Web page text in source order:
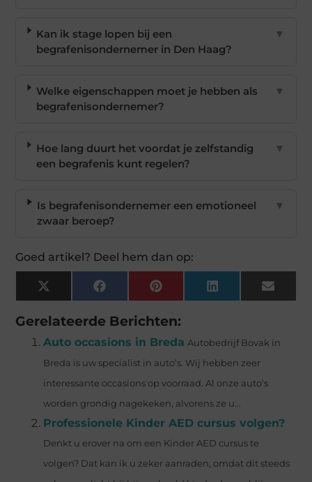
Kan ik stage lopen bij een
begrafenisondernemer in Den Haag?
▼
Welke eigenschappen moet je hebben als
begrafenisondernemer?
▼
Hoe lang duurt het voordat je zelfstandig
een begrafenis kunt regelen?
▼
Is begrafenisondernemer een emotioneel
zwaar beroep?
▼
Goed artikel? Deel hem dan op:
X
(Twitter)
FacebookPinterest LinkedIn Email
Gerelateerde Berichten:
Auto occasions in Breda Autobedrijf Bovak in
Breda is uw specialist in auto’s. Wij hebben zeer
interessante occasions op voorraad. Al onze auto’s
worden grondig nagekeken, alvorens ze u...
Professionele Kinder AED cursus volgen?
Denkt u erover na om een Kinder AED cursus te
volgen? Dat kan ik u zeker aanraden, omdat dit steeds